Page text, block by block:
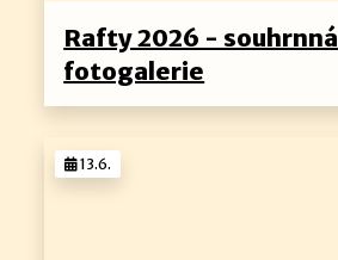
Rafty 2026 - souhrnná
fotogalerie
13.6.